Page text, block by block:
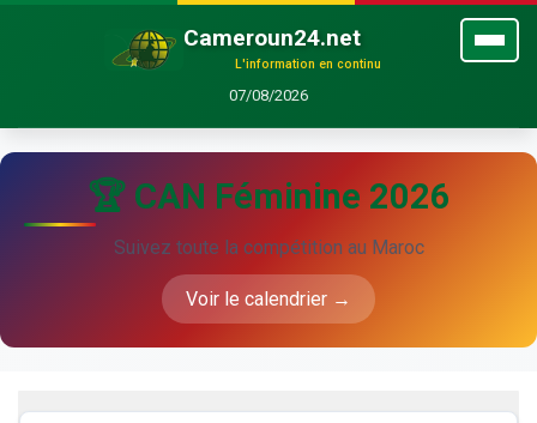
Cameroun24.net
L'information en continu
07/08/2026
🏆 CAN Féminine 2026
Suivez toute la compétition au Maroc
Voir le calendrier →